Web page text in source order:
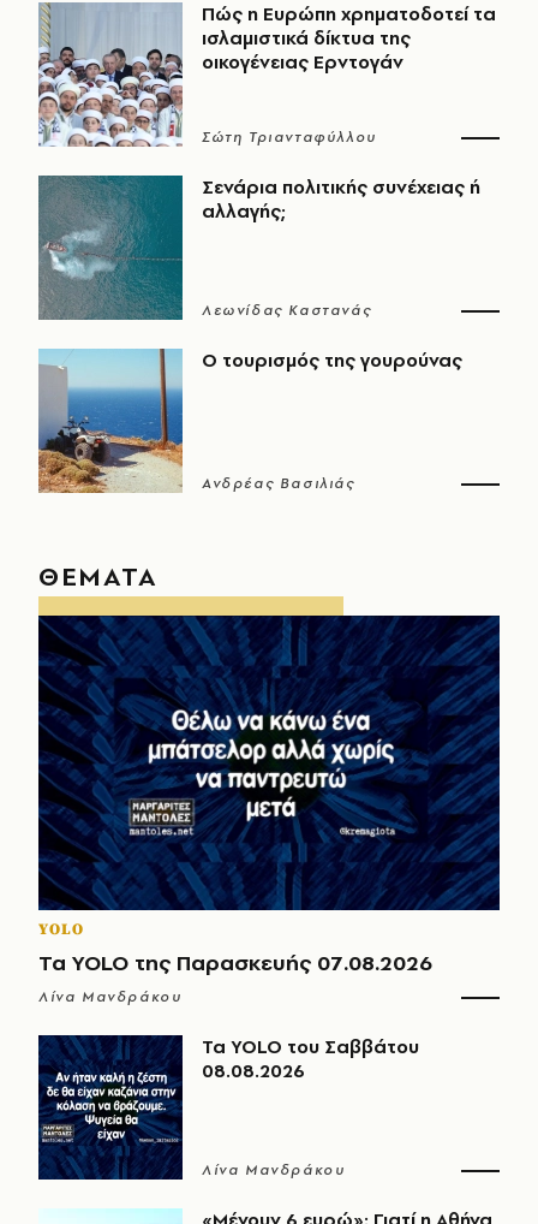
Πώς η Ευρώπη χρηματοδοτεί τα
ισλαμιστικά δίκτυα της
οικογένειας Ερντογάν
Σώτη Τριανταφύλλου
Σενάρια πολιτικής συνέχειας ή
αλλαγής;
Λεωνίδας Καστανάς
Ο τουρισμός της γουρούνας
Ανδρέας Βασιλιάς
ΘΕΜΑΤΑ
YOLO
Τα YOLO της Παρασκευής 07.08.2026
Λίνα Μανδράκου
Τα YOLO του Σαββάτου
08.08.2026
Λίνα Μανδράκου